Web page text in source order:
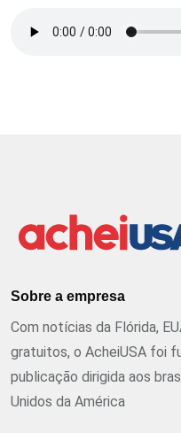
Sobre a empresa
Com notícias da Flórida,
gratuitos, o AcheiUSA foi
publicação dirigida aos
Unidos da América